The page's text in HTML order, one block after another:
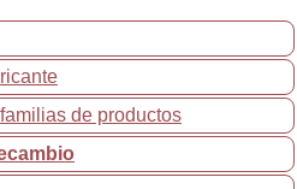
de productos